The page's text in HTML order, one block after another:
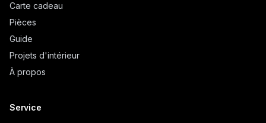
Carte cadeau
Pièces
Guide
Projets d'intérieur
À propos
Service